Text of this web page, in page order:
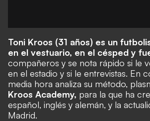
Toni Kroos (31 años) es un
en el vestuario, en el césped y
compañeros y se nota rápido si le
en el estadio y si le entrevistas. En
media hora analiza su método,
Kroos Academy, para la que ha
español, inglés y alemán, y la
Madrid.